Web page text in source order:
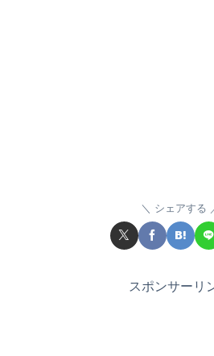
シェアする
スポンサーリ